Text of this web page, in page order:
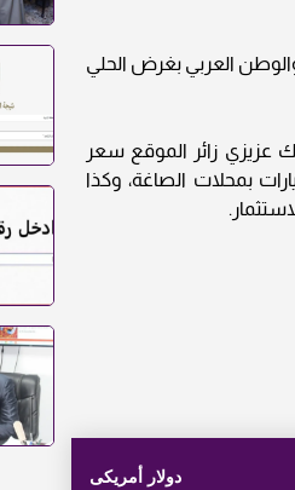
العربي بغرض الحلي
24" بما يحتاجه القراء نقدم لك عزيزي زائر الموقع سعر
النحر 10 ذي الحجة، بمختلف العيارات بمحلات الصاغة، وكذا
دولار أمريكى